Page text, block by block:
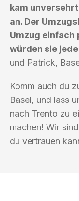
kam
an. Der
Umzug einfach
würden sie
und Patrick,
Komm auch du
Basel, und lass
nach Trento zu
machen! Wir
du vertrauen